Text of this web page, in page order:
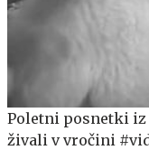
Poletni posnetki iz
živali v vročini